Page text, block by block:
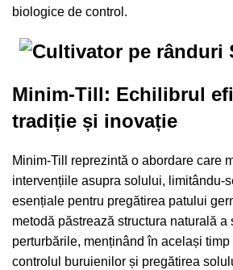
biologice de control.
Minim-Till: Echilibrul
tradiție și inovație
Minim-Till reprezintă o abordare care
intervențiile asupra solului, limitându-
esențiale pentru pregătirea patului
metodă păstrează structura naturală
perturbările, menținând în același
controlul buruienilor și pregătirea